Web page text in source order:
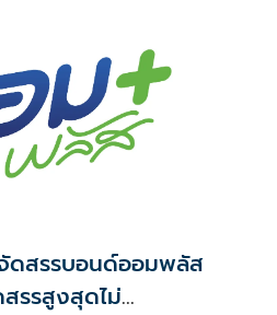
จัดสรรบอนด์ออมพลัส
รรสูงสุดไม่